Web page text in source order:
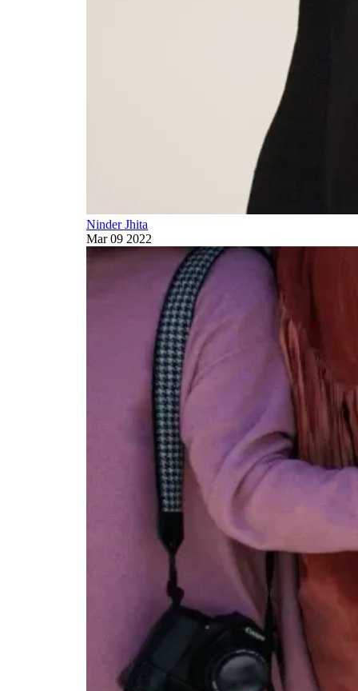
Ninder Jhita
Mar 09 2022